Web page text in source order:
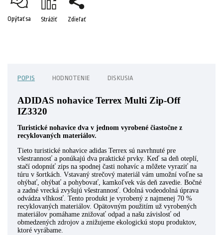
Opýtať sa Strážiť Zdieľať
POPIS HODNOTENIE DISKUSIA
ADIDAS nohavice Terrex Multi Zip-Off
IZ3320
Turistické nohavice dva v jednom vyrobené čiastočne z
recyklovaných materiálov.
Tieto turistické nohavice adidas Terrex sú navrhnuté pre
všestrannosť a ponúkajú dva praktické prvky. Keď sa deň oteplí,
stačí odopnúť zips na spodnej časti nohavíc a môžete vyraziť na
túru v šortkách. Vstavaný strečový materiál vám umožní voľne sa
ohýbať, ohýbať a pohybovať, kamkoľvek vás deň zavedie. Bočné
a zadné vrecká zvyšujú všestrannosť. Odolná vodeodolná úprava
odvádza vlhkosť. Tento produkt je vyrobený z najmenej 70 %
recyklovaných materiálov. Opätovným použitím už vyrobených
materiálov pomáhame znižovať odpad a našu závislosť od
obmedzených zdrojov a znižujeme ekologickú stopu produktov,
ktoré vyrábame.